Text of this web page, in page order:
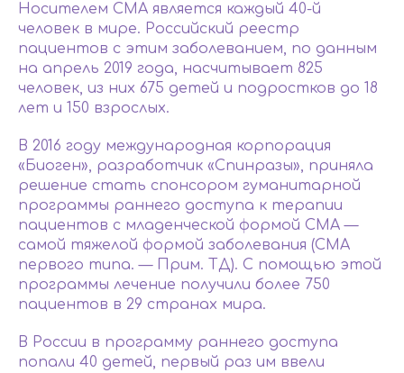
Носителем СМА является каждый 40-й
человек в мире. Российский реестр
пациентов с этим заболеванием, по данным
на апрель 2019 года, насчитывает 825
человек, из них 675 детей и подростков до 18
лет и 150 взрослых.
В 2016 году международная корпорация
«Биоген», разработчик «Спинразы», приняла
решение стать спонсором гуманитарной
программы раннего доступа к терапии
пациентов с младенческой формой СМА —
самой тяжелой формой заболевания (СМА
первого типа. — Прим. ТД). С помощью этой
программы лечение получили более 750
пациентов в 29 странах мира.
В России в программу раннего доступа
попали 40 детей, первый раз им ввели